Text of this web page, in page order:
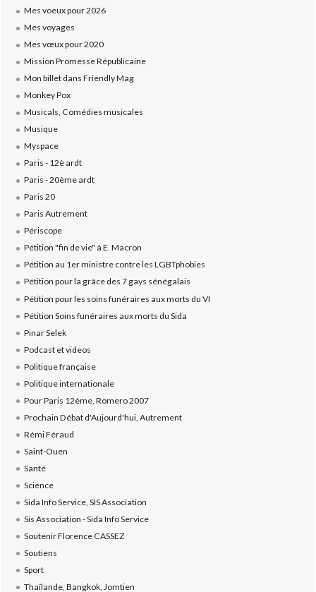
Mes voeux pour 2026
Mes voyages
Mes vœux pour 2020
Mission Promesse Républicaine
Mon billet dans Friendly Mag
Monkey Pox
Musicals, Comédies musicales
Musique
Myspace
Paris - 12è ardt
Paris - 20ème ardt
Paris 20
Paris Autrement
Périscope
Pétition "fin de vie" à E. Macron
Pétition au 1er ministre contre les LGBTphobies
Pétition pour la grâce des 7 gays sénégalais
Pétition pour les soins funéraires aux morts du VI
Pétition Soins funéraires aux morts du Sida
Pinar Selek
Podcast et videos
Politique française
Politique internationale
Pour Paris 12ème, Romero 2007
Prochain Débat d'Aujourd'hui, Autrement
Rémi Féraud
Saint-Ouen
Santé
Science
Sida Info Service, SIS Association
Sis Association - Sida Info Service
Soutenir Florence CASSEZ
Soutiens
Sport
Thaïlande, Bangkok, Jomtien